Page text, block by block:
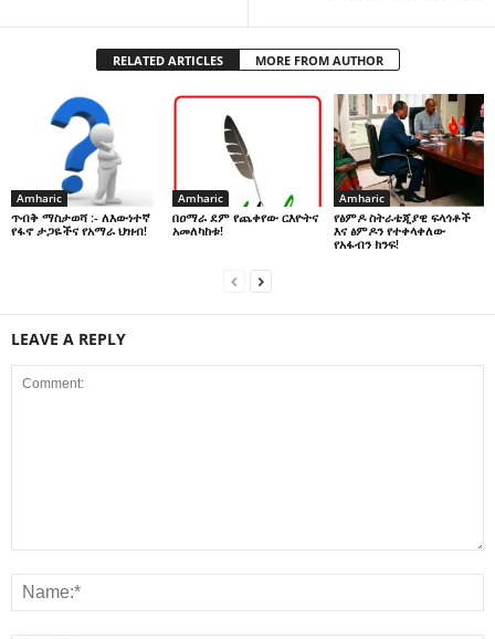
RELATED ARTICLES MORE FROM AUTHOR
Amharic
ጥብቅ ማስታወሻ :- ለእውነተኛ
የፋኖ ታጋዬችና የአማራ ህዝብ!
Amharic
በዐማራ ደም የጨቀየው ርእዮትና
አመለካከቱ!
Amharic
የፅምዶ ስትራቴጂያዊ ፍላጎቶች
እና ፅምዶን የተቀላቀለው
የአፋብን ክንፍ!
LEAVE A REPLY